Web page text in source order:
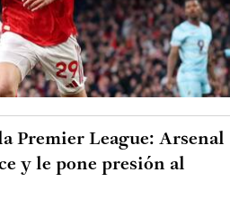
Premier League: Arsenal
y le pone presión al